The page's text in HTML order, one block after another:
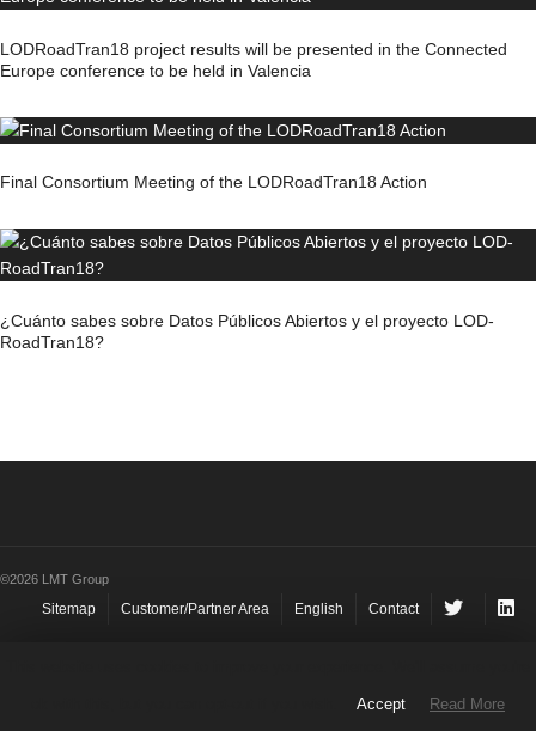
LODRoadTran18 project results will be presented in the Connected
Europe conference to be held in Valencia
Final Consortium Meeting of the LODRoadTran18 Action
¿Cuánto sabes sobre Datos Públicos Abiertos y el proyecto LOD-
RoadTran18?
©2026 LMT Group
Sitemap Customer/Partner Area English Contact
Accept Read More